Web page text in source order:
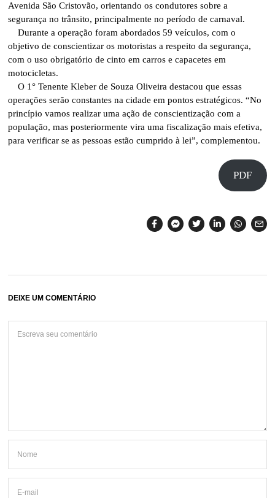
Avenida São Cristovão, orientando os condutores sobre a
segurança no trânsito, principalmente no período de carnaval.
Durante a operação foram abordados 59 veículos, com o
objetivo de conscientizar os motoristas a respeito da segurança,
com o uso obrigatório de cinto em carros e capacetes em
motocicletas.
O 1° Tenente Kleber de Souza Oliveira destacou que essas
operações serão constantes na cidade em pontos estratégicos. “No
princípio vamos realizar uma ação de conscientização com a
população, mas posteriormente vira uma fiscalização mais efetiva,
para verificar se as pessoas estão cumprido à lei”, complementou.
PDF
DEIXE UM COMENTÁRIO